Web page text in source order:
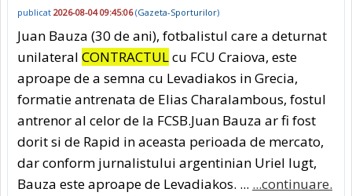
publicat 2026-08-04 09:45:06(Gazeta-Sporturilor)
Juan Bauza (30 de ani), fotbalistul care a deturnat
unilateral CONTRACTULcu FCU Craiova, este
aproape de a semna cu Levadiakos in Grecia,
formatie antrenata de Elias Charalambous, fostul
antrenor al celor de la FCSB.Juan Bauza ar fi fost
dorit si de Rapid in aceasta perioada de mercato,
dar conform jurnalistului argentinian Uriel Iugt,
Bauza este aproape de Levadiakos. ... ...continuare.